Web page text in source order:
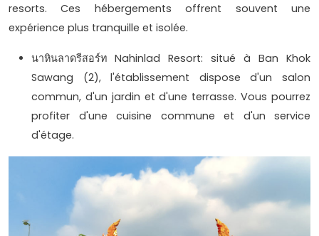
resorts. Ces hébergements offrent souvent une
expérience plus tranquille et isolée.
นาหินลาดรีสอร์ท Nahinlad Resort: situé à Ban Khok
Sawang (2), l'établissement dispose d'un salon
commun, d'un jardin et d'une terrasse. Vous pourrez
profiter d'une cuisine commune et d'un service
d'étage.